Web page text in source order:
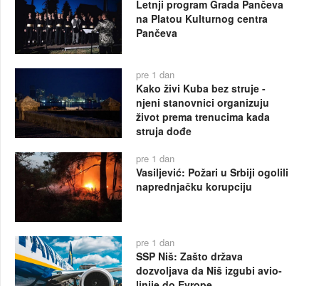
Letnji program Grada Pančeva
na Platou Kulturnog centra
Pančeva
pre 1 dan
Kako živi Kuba bez struje -
njeni stanovnici organizuju
život prema trenucima kada
struja dođe
pre 1 dan
Vasiljević: Požari u Srbiji ogolili
naprednjačku korupciju
pre 1 dan
SSP Niš: Zašto država
dozvoljava da Niš izgubi avio-